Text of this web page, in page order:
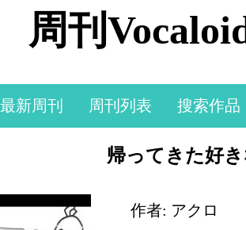
周刊
最新周刊 周刊列表 搜索作品
帰ってきた好
作者: アクロ